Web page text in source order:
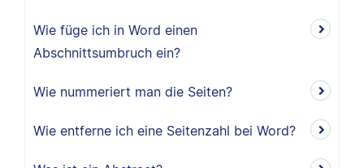
Wie füge ich in Word einen
Abschnittsumbruch ein?
Wie nummeriert man die Seiten?
Wie entferne ich eine Seitenzahl bei Word?